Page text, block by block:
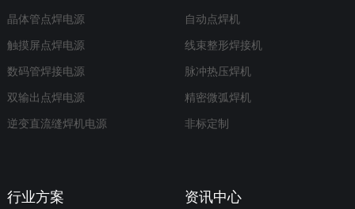
晶体管点焊电源
触摸屏点焊电源
数码管焊接电源
双输出点焊电源
逆变直流缝焊机电源
自动点焊机
线束整形焊接机
脉冲热压焊机
精密微弧焊机
非标定制
行业方案 资讯中心